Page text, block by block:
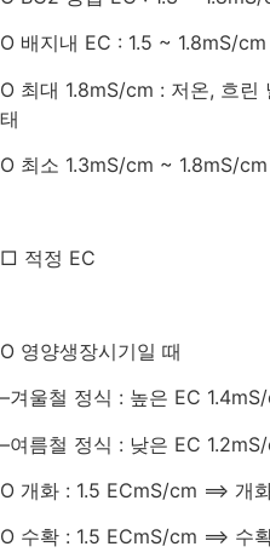
O 배지내 EC : 1.5 ~ 1.8mS/cm
O 최대 1.8mS/cm : 저온, 흐린
태
O 최소 1.3mS/cm ~ 1.8mS/
□ 적정 EC
O 영양생장시기일 때
–겨울철 정식 : 높은 EC 1.4
–여름철 정식 : 낮은 EC 1.2
O 개화 : 1.5 ECmS/cm ⟹ 개화
O 수확 : 1.5 ECmS/cm ⟹ 수